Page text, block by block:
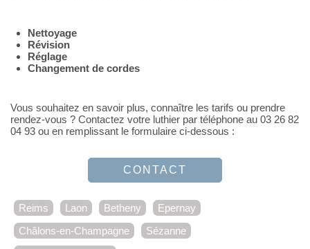
Nettoyage
Révision
Réglage
Changement de cordes
Vous souhaitez en savoir plus, connaître les tarifs ou prendre
rendez-vous ? Contactez votre luthier par téléphone au 03 26 82
04 93 ou en remplissant le formulaire ci-dessous :
CONTACT
Reims Laon Betheny
Epernay
Châlons-en-Champagne
Sézanne